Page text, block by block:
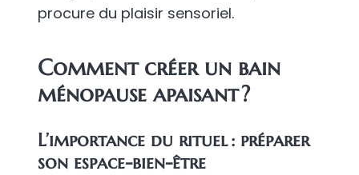
procure du plaisir sensoriel.
Comment créer un bain
ménopause apaisant ?
L’importance du rituel : préparer
son espace-bien-être